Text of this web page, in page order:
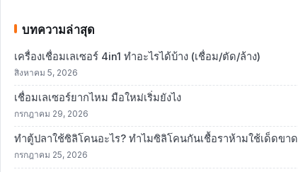
บทความล่าสุด
เครื่องเชื่อมเลเซอร์ 4in1 ทำอะไรได้บ้าง (เชื่อม/ตัด/ล้าง)
สิงหาคม 5, 2026
เชื่อมเลเซอร์ยากไหม มือใหม่เริ่มยังไง
กรกฎาคม 29, 2026
ทำตู้ปลาใช้ซิลิโคนอะไร? ทำไมซิลิโคนกันเชื้อราห้ามใช้เด็ดขาด
กรกฎาคม 25, 2026